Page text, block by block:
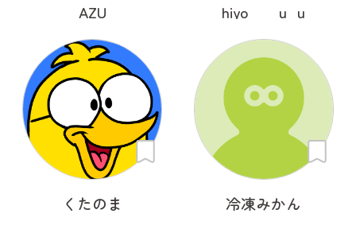
AZU hiyo___u_u
くたのま 冷凍みかん